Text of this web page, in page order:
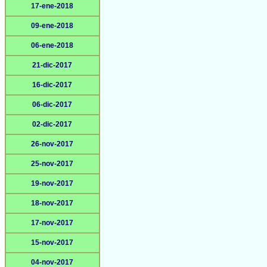
17-ene-2018
09-ene-2018
06-ene-2018
21-dic-2017
16-dic-2017
06-dic-2017
02-dic-2017
26-nov-2017
25-nov-2017
19-nov-2017
18-nov-2017
17-nov-2017
15-nov-2017
04-nov-2017